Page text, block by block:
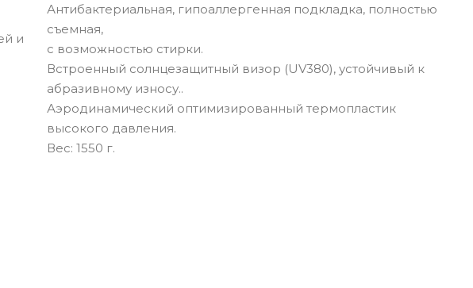
и
Антибактериальная, гипоаллергенная подкладка, полностью
съемная,
с возможностью стирки.
Встроенный солнцезащитный визор (UV380), устойчивый к
абразивному износу..
Аэродинамический оптимизированный термопластик
высокого давления.
Вec: 1550 г.